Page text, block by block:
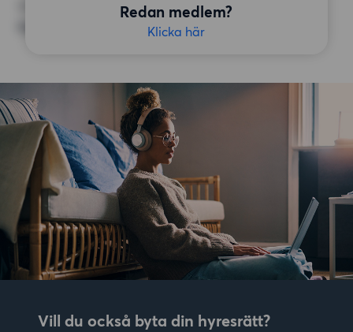
Redan medlem?
Klicka här
ÖVRIGA PREFERENSER
Inga speciella preferenser
Vill du också byta din hyresrätt?